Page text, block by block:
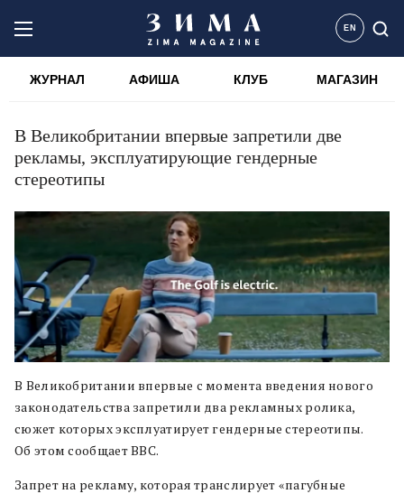
EN
ЖУРНАЛ АФИША КЛУБ МАГАЗИН
В Великобритании впервые запретили две
рекламы, эксплуатирующие гендерные
стереотипы
В Великобритании впервые с момента введения нового
законодательства запретили два рекламных ролика,
сюжет которых эксплуатирует гендерные стереотипы.
Об этом сообщает BBC.
Запрет на рекламу, которая транслирует «пагубные